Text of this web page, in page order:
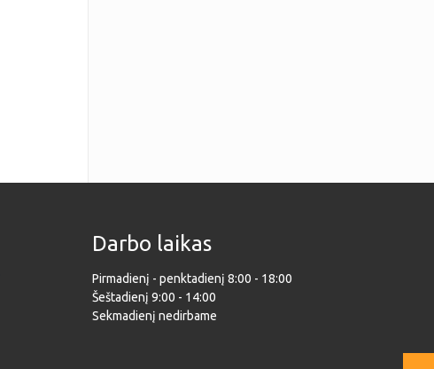
Darbo laikas
Pirmadienį - penktadienį 8:00 - 18:00
Šeštadienį 9:00 - 14:00
Sekmadienį nedirbame